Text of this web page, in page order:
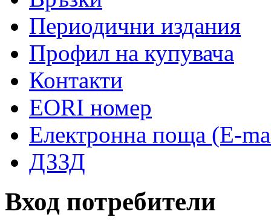
Периодични издания
Профил на купувача
Контакти
EORI номер
Електронна поща (E-
ДЗЗД
Вход потребители